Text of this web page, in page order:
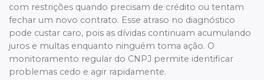
com restrições quando precisam de crédito ou tentam
fechar um novo contrato. Esse atraso no diagnóstico
pode custar caro, pois as dívidas continuam acumulando
juros e multas enquanto ninguém toma ação. O
monitoramento regular do CNPJ permite identificar
problemas cedo e agir rapidamente.